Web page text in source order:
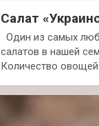
Салат
Один из самых
салатов в нашей
Количество